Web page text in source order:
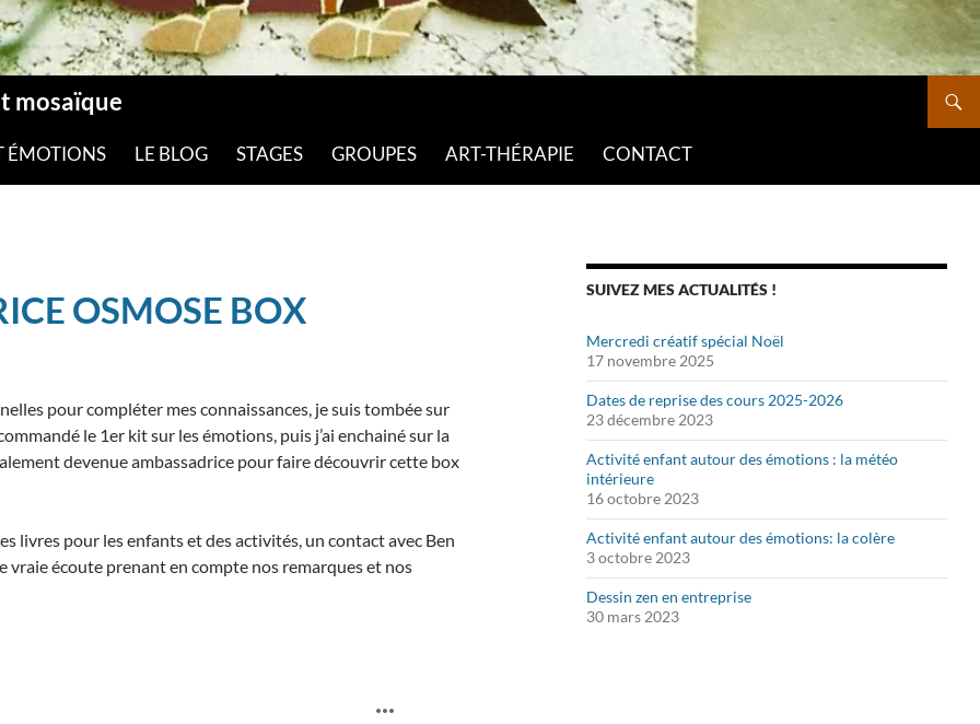
mosaïque
ÉMOTIONS LE BLOG STAGES GROUPES ART-THÉRAPIE CONTACT
OSMOSE BOX
pour compléter mes connaissances, je suis tombée sur
commandé le 1er kit sur les émotions, puis j’ai enchainé sur la
devenue ambassadrice pour faire découvrir cette box
livres pour les enfants et des activités, un contact avec Ben
vraie écoute prenant en compte nos remarques et nos
SUIVEZ MES ACTUALITÉS !
Mercredi créatif spécial Noël
17 novembre 2025
Dates de reprise des cours 2025-2026
23 décembre 2023
Activité enfant autour des émotions : la météo
intérieure
16 octobre 2023
Activité enfant autour des émotions: la colère
3 octobre 2023
Dessin zen en entreprise
30 mars 2023